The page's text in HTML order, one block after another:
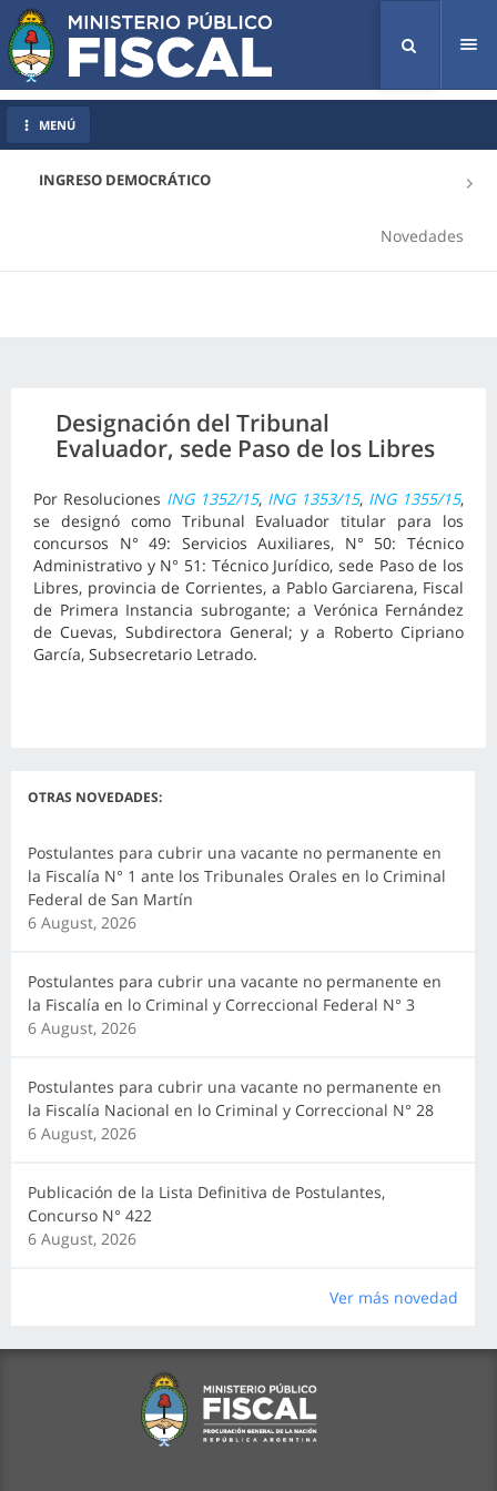
INGRESO DEMOCRÁTICO
Novedades
MENÚ
Designación del Tribunal
Evaluador, sede Paso de los Libres
Por Resoluciones ING 1352/15, ING 1353/15, ING 1355/15,
se designó como Tribunal Evaluador titular para los
concursos N° 49: Servicios Auxiliares, N° 50: Técnico
Administrativo y N° 51: Técnico Jurídico, sede Paso de los
Libres, provincia de Corrientes, a Pablo Garciarena, Fiscal
de Primera Instancia subrogante; a Verónica Fernández
de Cuevas, Subdirectora General; y a Roberto Cipriano
García, Subsecretario Letrado.
OTRAS NOVEDADES:
Postulantes para cubrir una vacante no permanente en
la Fiscalía N° 1 ante los Tribunales Orales en lo Criminal
Federal de San Martín
6 August, 2026
Postulantes para cubrir una vacante no permanente en
la Fiscalía en lo Criminal y Correccional Federal N° 3
6 August, 2026
Postulantes para cubrir una vacante no permanente en
la Fiscalía Nacional en lo Criminal y Correccional N° 28
6 August, 2026
Publicación de la Lista Definitiva de Postulantes,
Concurso N° 422
6 August, 2026
Ver más novedad